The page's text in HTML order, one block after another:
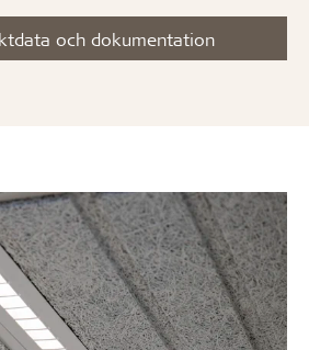
och dokumentation